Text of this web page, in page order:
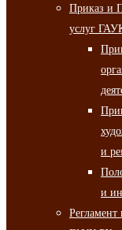
Приказ и
услуг
и
и